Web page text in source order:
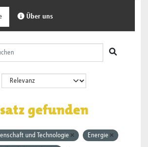
Über uns
gefunden
und Technologie Energie